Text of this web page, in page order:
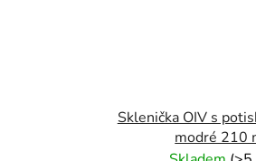
Sklenička OIV s
modré 210